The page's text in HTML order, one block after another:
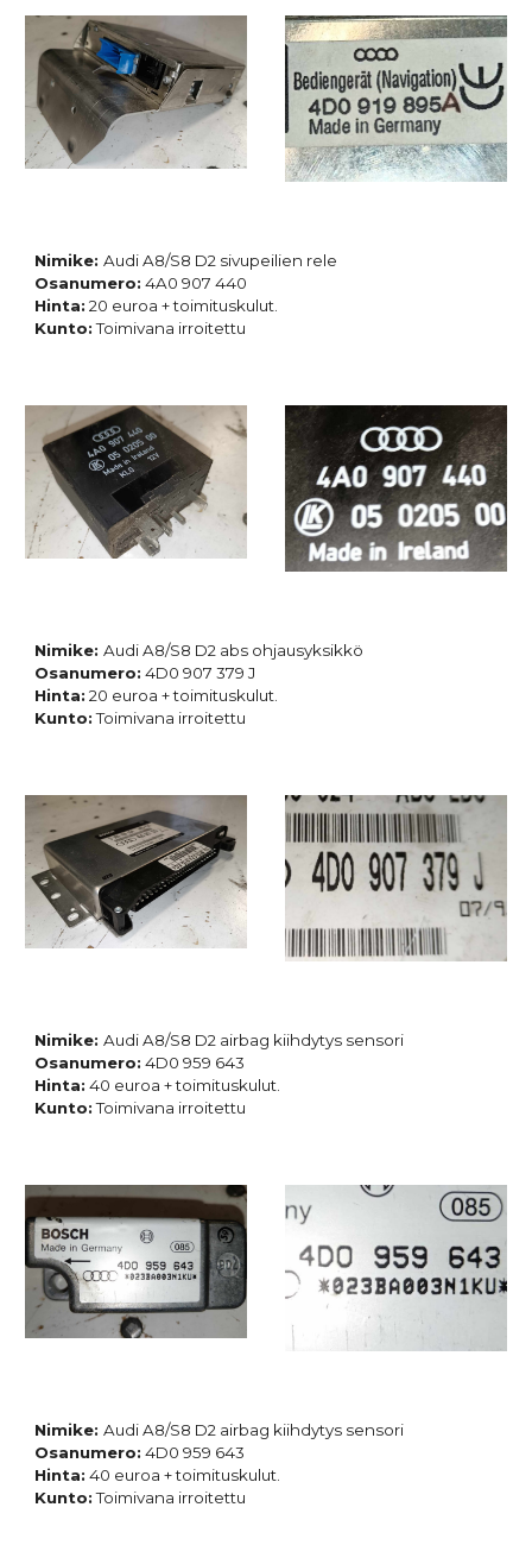
Nimike:Audi A8/S8 D2 sivupeilien rele
Osanumero: 4A0 907 440
Hinta: 20 euroa + toimituskulut.
Kunto:Toimivana irroitettu
Nimike:Audi A8/S8 D2 abs ohjausyksikkö
Osanumero: 4D0 907 379 J
Hinta: 20 euroa + toimituskulut.
Kunto:Toimivana irroitettu
Nimike:Audi A8/S8 D2 airbag kiihdytys sensori
Osanumero: 4D0 959 643
Hinta: 40 euroa + toimituskulut.
Kunto:Toimivana irroitettu
Nimike:Audi A8/S8 D2 airbag kiihdytys sensori
Osanumero: 4D0 959 643
Hinta: 40 euroa + toimituskulut.
Kunto:Toimivana irroitettu